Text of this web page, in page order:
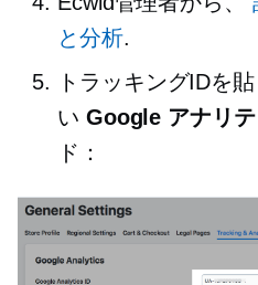
と分析.
トラッキングIDを
い Google アナリ
ド：